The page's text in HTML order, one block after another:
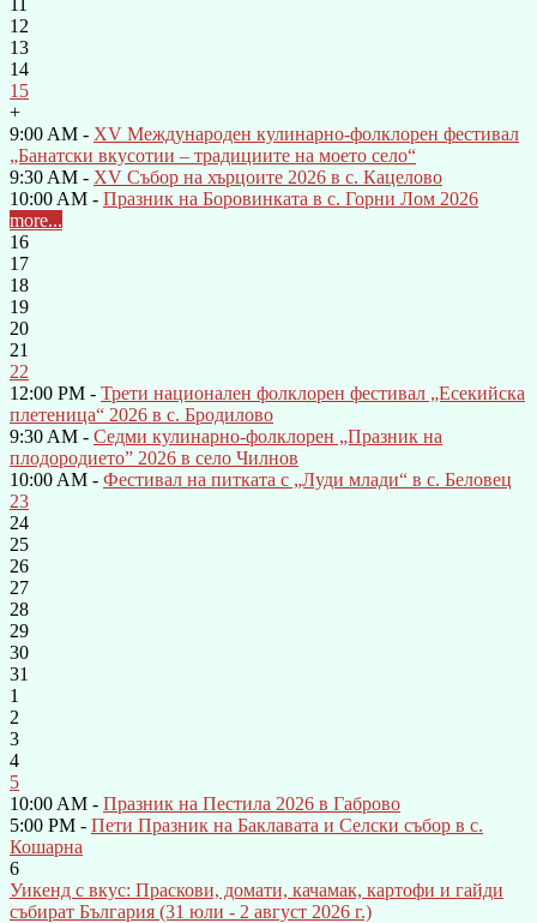
12
13
14
15
+
9:00 AM - XV Международен кулинарно-фолклорен фестивал
„Банатски вкусотии – традициите на моето село“
9:30 AM - XV Събор на хърцоите 2026 в с. Кацелово
10:00 AM - Празник на Боровинката в с. Горни Лом 2026
more...
16
17
18
19
20
21
22
12:00 PM - Трети национален фолклорен фестивал „Есекийска
плетеница“ 2026 в с. Бродилово
9:30 AM - Седми кулинарно-фолклорен „Празник на
плодородието” 2026 в село Чилнов
10:00 AM - Фестивал на питката с „Луди млади“ в с. Беловец
23
24
25
26
27
28
29
30
31
1
2
3
4
5
10:00 AM - Празник на Пестила 2026 в Габрово
5:00 PM - Пети Празник на Баклавата и Селски събор в с.
Кошарна
6
Уикенд с вкус: Праскови, домати, качамак, картофи и гайди
събират България (31 юли - 2 август 2026 г.)